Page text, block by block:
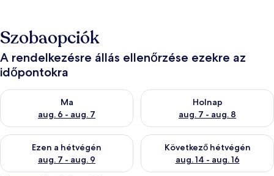
Szobaopciók
A rendelkezésre állás ellenőrzése ezekre az
időpontokra
Ma
aug. 6 - aug. 7
A ma esti rendelkezésre állás ellenőrzése: aug. 6 - aug. 7
Holnap
aug. 7 - aug. 8
A holnapi rendelkezésre állás
Ezen a hétvégén
aug. 7 - aug. 9
A mostani hétvégi rendelkezésre állás ellenőrzése: aug. 7 -
Következő hétvégén
aug. 14 - aug. 16
A következő hétvégi